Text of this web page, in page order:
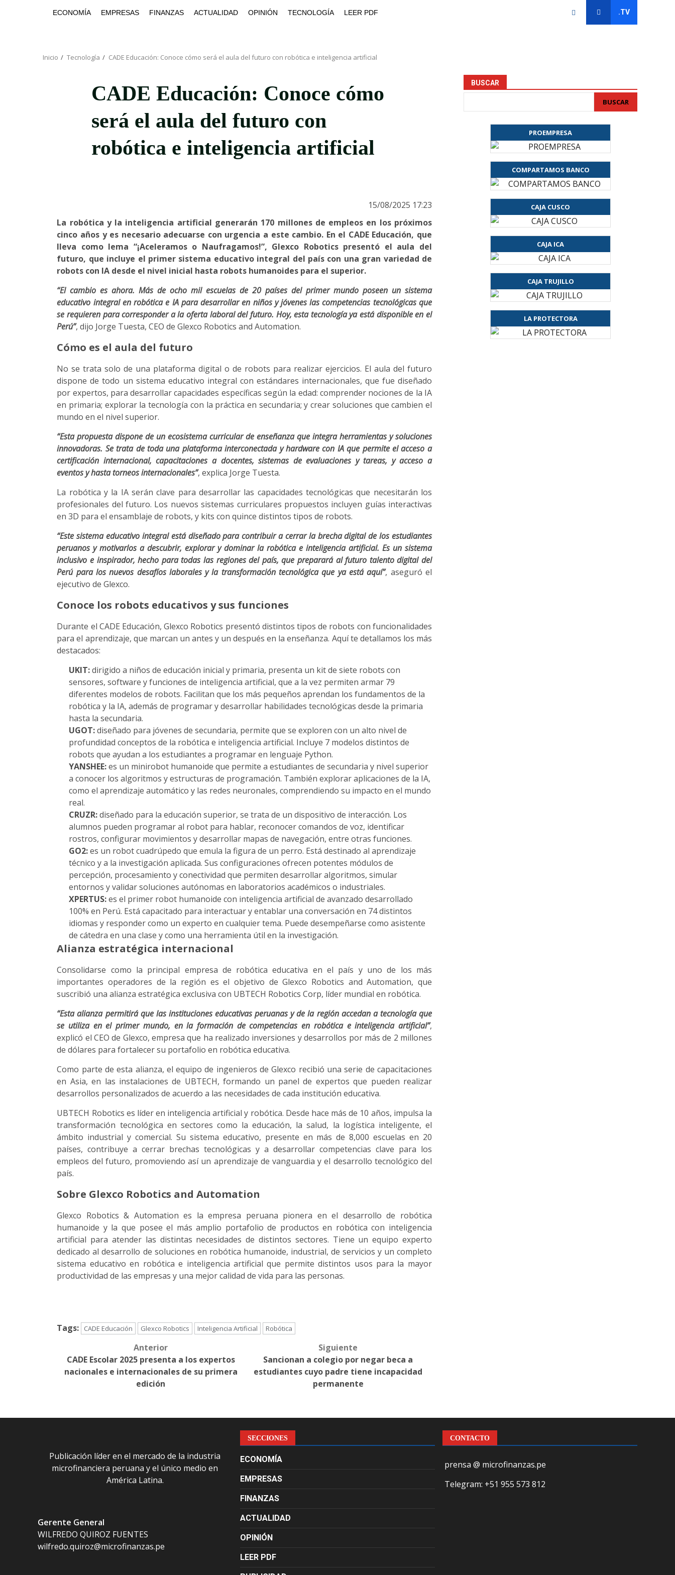
ECONOMÍA EMPRESAS FINANZAS ACTUALIDAD OPINIÓN TECNOLOGÍA LEER PDF .TV
Inicio Tecnología CADE Educación: Conoce cómo será el aula del futuro con robótica e inteligencia artificial
CADE Educación: Conoce cómo
será el aula del futuro con
robótica e inteligencia artificial
15/08/2025 17:23
La robótica y la inteligencia artificial generarán 170 millones de empleos en los próximos
cinco años y es necesario adecuarse con urgencia a este cambio. En el CADE Educación, que
lleva como lema “¡Aceleramos o Naufragamos!”, Glexco Robotics presentó el aula del
futuro, que incluye el primer sistema educativo integral del país con una gran variedad de
robots con IA desde el nivel inicial hasta robots humanoides para el superior.
“El cambio es ahora. Más de ocho mil escuelas de 20 países del primer mundo poseen un sistema
educativo integral en robótica e IA para desarrollar en niños y jóvenes las competencias tecnológicas que
se requieren para corresponder a la oferta laboral del futuro. Hoy, esta tecnología ya está disponible en el
Perú”, dijo Jorge Tuesta, CEO de Glexco Robotics and Automation.
Cómo es el aula del futuro
No se trata solo de una plataforma digital o de robots para realizar ejercicios. El aula del futuro
dispone de todo un sistema educativo integral con estándares internacionales, que fue diseñado
por expertos, para desarrollar capacidades específicas según la edad: comprender nociones de la IA
en primaria; explorar la tecnología con la práctica en secundaria; y crear soluciones que cambien el
mundo en el nivel superior.
“Esta propuesta dispone de un ecosistema curricular de enseñanza que integra herramientas y soluciones
innovadoras. Se trata de toda una plataforma interconectada y hardware con IA que permite el acceso a
certificación internacional, capacitaciones a docentes, sistemas de evaluaciones y tareas, y acceso a
eventos y hasta torneos internacionales”, explica Jorge Tuesta.
La robótica y la IA serán clave para desarrollar las capacidades tecnológicas que necesitarán los
profesionales del futuro. Los nuevos sistemas curriculares propuestos incluyen guías interactivas
en 3D para el ensamblaje de robots, y kits con quince distintos tipos de robots.
“Este sistema educativo integral está diseñado para contribuir a cerrar la brecha digital de los estudiantes
peruanos y motivarlos a descubrir, explorar y dominar la robótica e inteligencia artificial. Es un sistema
inclusivo e inspirador, hecho para todas las regiones del país, que preparará al futuro talento digital del
Perú para los nuevos desafíos laborales y la transformación tecnológica que ya está aquí”, aseguró el
ejecutivo de Glexco.
Conoce los robots educativos y sus funciones
Durante el CADE Educación, Glexco Robotics presentó distintos tipos de robots con funcionalidades
para el aprendizaje, que marcan un antes y un después en la enseñanza. Aquí te detallamos los más
destacados:
UKIT:dirigido a niños de educación inicial y primaria, presenta un kit de siete robots con
sensores, software y funciones de inteligencia artificial, que a la vez permiten armar 79
diferentes modelos de robots. Facilitan que los más pequeños aprendan los fundamentos de la
robótica y la IA, además de programar y desarrollar habilidades tecnológicas desde la primaria
hasta la secundaria.
UGOT:diseñado para jóvenes de secundaria, permite que se exploren con un alto nivel de
profundidad conceptos de la robótica e inteligencia artificial. Incluye 7 modelos distintos de
robots que ayudan a los estudiantes a programar en lenguaje Python.
YANSHEE:es un minirobot humanoide que permite a estudiantes de secundaria y nivel superior
a conocer los algoritmos y estructuras de programación. También explorar aplicaciones de la IA,
como el aprendizaje automático y las redes neuronales, comprendiendo su impacto en el mundo
real.
CRUZR:diseñado para la educación superior, se trata de un dispositivo de interacción. Los
alumnos pueden programar al robot para hablar, reconocer comandos de voz, identificar
rostros, configurar movimientos y desarrollar mapas de navegación, entre otras funciones.
GO2:es un robot cuadrúpedo que emula la figura de un perro. Está destinado al aprendizaje
técnico y a la investigación aplicada. Sus configuraciones ofrecen potentes módulos de
percepción, procesamiento y conectividad que permiten desarrollar algoritmos, simular
entornos y validar soluciones autónomas en laboratorios académicos o industriales.
XPERTUS:es el primer robot humanoide con inteligencia artificial de avanzado desarrollado
100% en Perú. Está capacitado para interactuar y entablar una conversación en 74 distintos
idiomas y responder como un experto en cualquier tema. Puede desempeñarse como asistente
de cátedra en una clase y como una herramienta útil en la investigación.
Alianza estratégica internacional
Consolidarse como la principal empresa de robótica educativa en el país y uno de los más
importantes operadores de la región es el objetivo de Glexco Robotics and Automation, que
suscribió una alianza estratégica exclusiva con UBTECH Robotics Corp, líder mundial en robótica.
“Esta alianza permitirá que las instituciones educativas peruanas y de la región accedan a tecnología que
se utiliza en el primer mundo, en la formación de competencias en robótica e inteligencia artificial”,
explicó el CEO de Glexco, empresa que ha realizado inversiones y desarrollos por más de 2 millones
de dólares para fortalecer su portafolio en robótica educativa.
Como parte de esta alianza, el equipo de ingenieros de Glexco recibió una serie de capacitaciones
en Asia, en las instalaciones de UBTECH, formando un panel de expertos que pueden realizar
desarrollos personalizados de acuerdo a las necesidades de cada institución educativa.
UBTECH Robotics es líder en inteligencia artificial y robótica. Desde hace más de 10 años, impulsa la
transformación tecnológica en sectores como la educación, la salud, la logística inteligente, el
ámbito industrial y comercial. Su sistema educativo, presente en más de 8,000 escuelas en 20
países, contribuye a cerrar brechas tecnológicas y a desarrollar competencias clave para los
empleos del futuro, promoviendo así un aprendizaje de vanguardia y el desarrollo tecnológico del
país.
Sobre Glexco Robotics and Automation
Glexco Robotics & Automation es la empresa peruana pionera en el desarrollo de robótica
humanoide y la que posee el más amplio portafolio de productos en robótica con inteligencia
artificial para atender las distintas necesidades de distintos sectores. Tiene un equipo experto
dedicado al desarrollo de soluciones en robótica humanoide, industrial, de servicios y un completo
sistema educativo en robótica e inteligencia artificial que permite distintos usos para la mayor
productividad de las empresas y una mejor calidad de vida para las personas.
Tags: CADE Educación Glexco Robotics Inteligencia Artificial Robótica
navigation
Anterior
CADE Escolar 2025 presenta a los expertos
nacionales e internacionales de su primera
edición
Siguiente
Sancionan a colegio por negar beca a
estudiantes cuyo padre tiene incapacidad
permanente
BUSCAR
BUSCAR
PROEMPRESA
COMPARTAMOS BANCO
CAJA CUSCO
CAJA ICA
CAJA TRUJILLO
LA PROTECTORA
Publicación líder en el mercado de la industria
microfinanciera peruana y el único medio en
América Latina.
Gerente General
WILFREDO QUIROZ FUENTES
wilfredo.quiroz@microfinanzas.pe
SECCIONES
ECONOMÍA
EMPRESAS
FINANZAS
ACTUALIDAD
OPINIÓN
LEER PDF
CONTACTO
prensa @ microfinanzas.pe
Telegram: +51 955 573 812